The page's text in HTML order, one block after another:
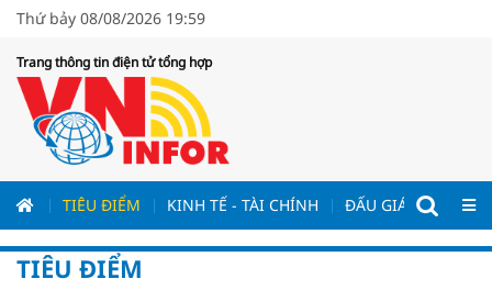
Thứ bảy 08/08/2026 19:59
Trang thông tin điện tử tổng hợp
TIÊU ĐIỂM KINH TẾ - TÀI CHÍNH ĐẤU GIÁ - ĐẤU
TIÊU ĐIỂM